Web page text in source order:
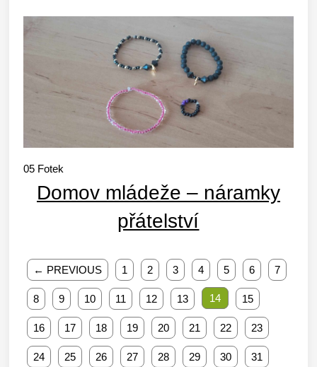
05 Fotek
Domov mládeže – náramky
přátelství
← PREVIOUS 1 2 3 4 5 6 7
8 9 10 11 12 13 14 15
16 17 18 19 20 21 22 23
24 25 26 27 28 29 30 31